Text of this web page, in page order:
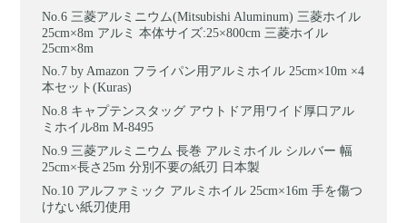
三菱アルミニウム(Mitsubishi Aluminum) 三菱ホイル
25cm×8m アルミ 本体サイズ:25×800cm 三菱ホイル
25cm×8m
by Amazon フライパン用アルミホイル 25cm×10m ×4
本セット(Kuras)
キャプテンスタッグ アウトドア用ワイド厚口アル
ミホイル8m M-8495
三菱アルミニウム 長巻 アルミホイル シルバー 幅
25cm×長さ25m 分別不要の紙刃 日本製
アルファミック アルミホイル 25cm×16m 手を傷つ
けない紙刃使用